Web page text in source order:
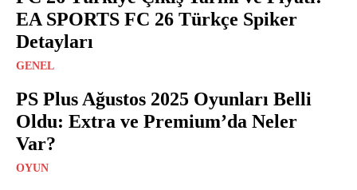
EA SPORTS FC 26 Türkçe Spiker
Detayları
GENEL
PS Plus Ağustos 2025 Oyunları Belli
Oldu: Extra ve Premium’da Neler
Var?
OYUN